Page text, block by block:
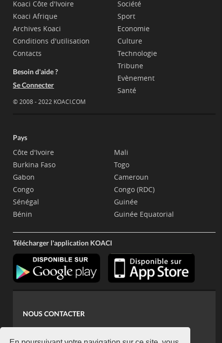
Koaci Côte d'Ivoire
Koaci Afrique
Archives Koaci
Conditions d'utilisation
Contacts
Besoin d'aide ?
Se Connecter
© 2008 - 2022 KOACI.COM
Société
Sport
Economie
Culture
Technologie
Tribune
Evènement
Santé
Pays
Côte d'Ivoire
Burkina Faso
Gabon
Congo
Sénégal
Bénin
Mali
Togo
Cameroun
Congo (RDC)
Guinée
Guinée Equatorial
Télécharger l'application KOACI
NOUS CONTACTER